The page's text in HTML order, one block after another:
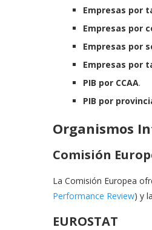
Empresas por
Empresas por
Empresas por
Empresas por
PIB por CCAA.
PIB por
Organismos
Comisión
La Comisión Europea
Performance Review) y
EUROSTAT